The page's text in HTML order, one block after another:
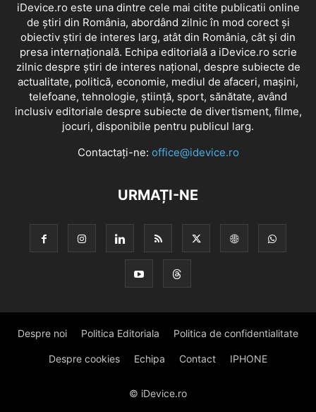
iDevice.ro este una dintre cele mai citite publicatii online
de știri din România, abordând zilnic în mod corect și
obiectiv știri de interes larg, atât din România, cât și din
presa internațională. Echipa editorială a iDevice.ro scrie
zilnic despre știri de interes național, despre subiecte de
actualitate, politică, economie, mediul de afaceri, mașini,
telefoane, tehnologie, știință, sport, sănătate, având
inclusiv editoriale despre subiecte de divertisment, filme,
jocuri, disponibile pentru publicul larg.
Contactați-ne: office@idevice.ro
URMAȚI-NE
Despre noi Politica Editoriala Politica de confidentialitate
Despre cookies Echipa Contact IPHONE
© iDevice.ro